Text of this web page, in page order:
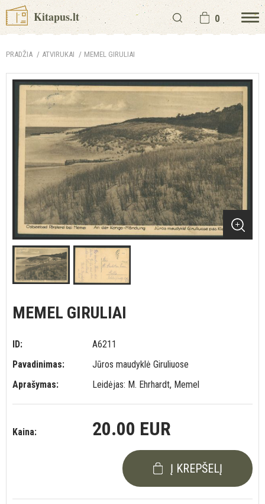
Kitapus.lt 0
PRADŽIA ATVIRUKAI MEMEL GIRULIAI
MEMEL GIRULIAI
ID:
A6211
Pavadinimas:
Jūros maudyklė Giruliuose
Aprašymas:
Leidėjas: M. Ehrhardt, Memel
Kaina: 20.00 EUR
Į KREPŠELĮ